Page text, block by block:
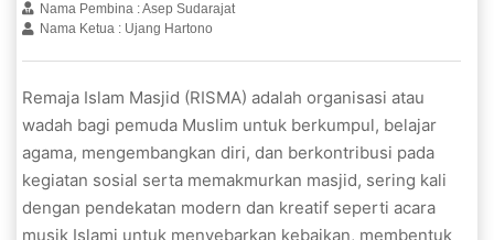
Nama Pembina : Asep Sudarajat
Nama Ketua : Ujang Hartono
Remaja Islam Masjid (RISMA) adalah organisasi atau
wadah bagi pemuda Muslim untuk berkumpul, belajar
agama, mengembangkan diri, dan berkontribusi pada
kegiatan sosial serta memakmurkan masjid, sering kali
dengan pendekatan modern dan kreatif seperti acara
musik Islami untuk menyebarkan kebaikan, membentuk